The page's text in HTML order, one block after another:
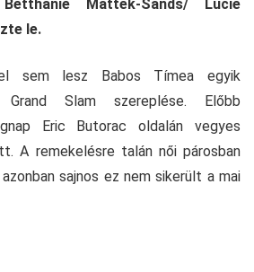
Mattek-Sands/ Lucie
le.
sem lesz Babos Tímea egyik
Grand Slam szereplése. Előbb
Eric Butorac oldalán vegyes
A remekelésre talán női párosban
sajnos ez nem sikerült a mai